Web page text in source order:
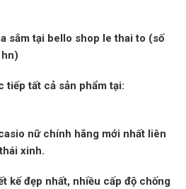
sắm tại bello shop le thai to (số
tiếp tất cả sản phẩm tại:
nữ chính hãng mới nhất liên
xinh.
kế đẹp nhất, nhiều cấp độ chống